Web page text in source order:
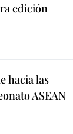
edición
hacia las
ASEAN